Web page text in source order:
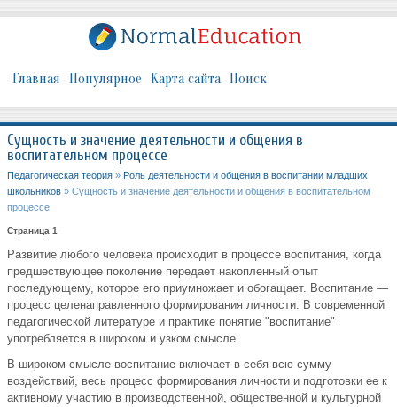
Главная Популярное Карта сайта Поиск
Сущность и значение деятельности и общения в
воспитательном процессе
Педагогическая теория » Роль деятельности и общения в воспитании младших
школьников » Сущность и значение деятельности и общения в воспитательном
процессе
Страница 1
Развитие любого человека происходит в процессе воспитания, когда
предшествующее поколение передает накопленный опыт
последующему, которое его приумножает и обогащает. Воспитание —
процесс целенаправленного формирования личности. В современной
педагогической литературе и практике понятие "воспитание"
употребляется в широком и узком смысле.
В широком смысле воспитание включает в себя всю сумму
воздействий, весь процесс формирования личности и подготовки ее к
активному участию в производственной, общественной и культурной